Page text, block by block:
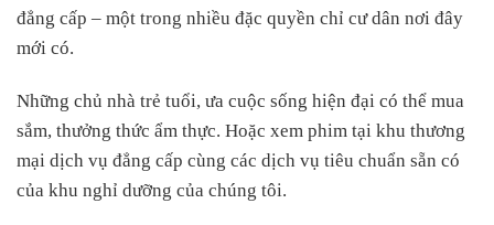
đẳng cấp – một trong nhiều đặc quyền chỉ cư dân nơi đây
mới có.
Những chủ nhà trẻ tuổi, ưa cuộc sống hiện đại có thể mua
sắm, thưởng thức ẩm thực. Hoặc xem phim tại khu thương
mại dịch vụ đẳng cấp cùng các dịch vụ tiêu chuẩn sẵn có
của khu nghỉ dưỡng của chúng tôi.